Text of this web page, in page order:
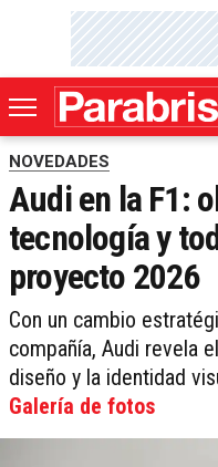
NOVEDADES
Audi en la F1:
tecnología y
proyecto 2026
Con un cambio
compañía, Audi revela
diseño y la identidad
Galería de fotos